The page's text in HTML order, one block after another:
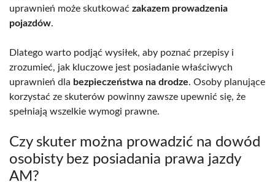
uprawnień może skutkować zakazem prowadzenia
pojazdów.
Dlatego warto podjąć wysiłek, aby poznać przepisy i
zrozumieć, jak kluczowe jest posiadanie właściwych
uprawnień dla bezpieczeństwa na drodze. Osoby planujące
korzystać ze skuterów powinny zawsze upewnić się, że
spełniają wszelkie wymogi prawne.
Czy skuter można prowadzić na dowód
osobisty bez posiadania prawa jazdy
AM?